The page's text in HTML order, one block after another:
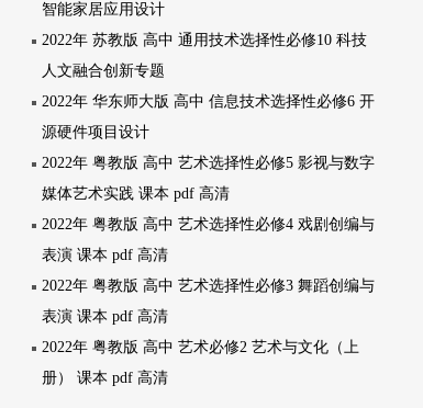
智能家居应用设计
2022年 苏教版 高中 通用技术选择性必修10 科技
人文融合创新专题
2022年 华东师大版 高中 信息技术选择性必修6 开
源硬件项目设计
2022年 粤教版 高中 艺术选择性必修5 影视与数字
媒体艺术实践 课本 pdf 高清
2022年 粤教版 高中 艺术选择性必修4 戏剧创编与
表演 课本 pdf 高清
2022年 粤教版 高中 艺术选择性必修3 舞蹈创编与
表演 课本 pdf 高清
2022年 粤教版 高中 艺术必修2 艺术与文化（上
册） 课本 pdf 高清